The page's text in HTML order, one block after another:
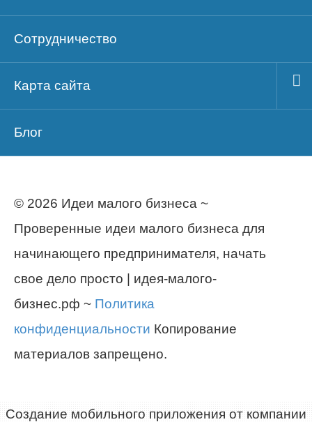
Сотрудничество
Карта сайта
Блог
© 2026 Идеи малого бизнеса ~
Проверенные идеи малого бизнеса для
начинающего предпринимателя, начать
свое дело просто | идея-малого-
бизнес.рф ~ Политика
конфиденциальности Копирование
материалов запрещено.
Создание мобильного приложения от компании